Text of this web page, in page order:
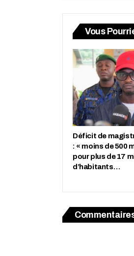
Vous
Déficit de
: « moins de 500
pour plus de 17
d’habitants…